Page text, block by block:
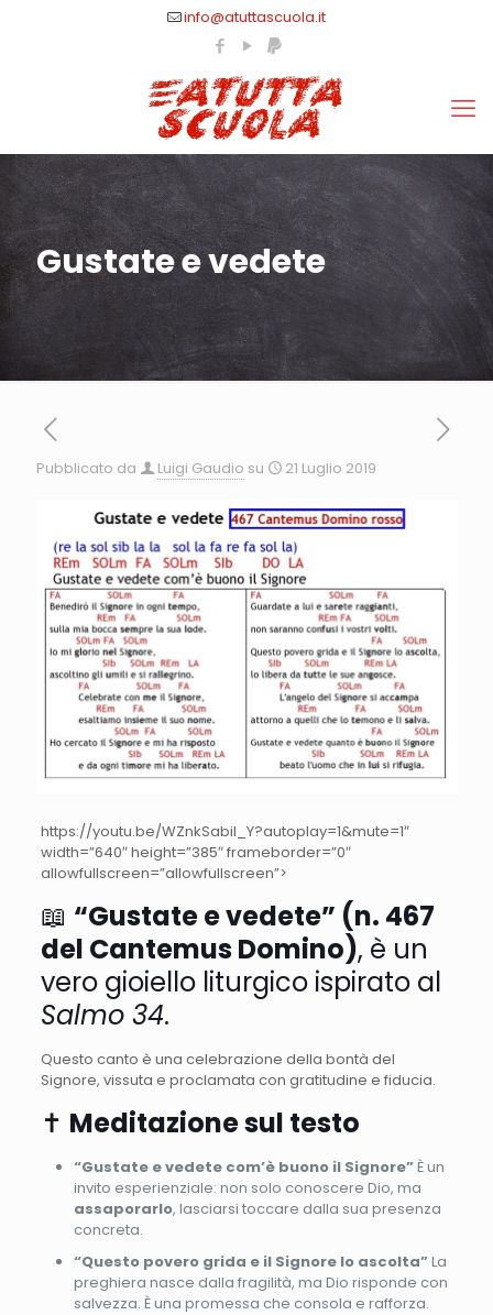
info@atuttascuola.it
Gustate e vedete
Pubblicato da Luigi Gaudio su 21 Luglio 2019
https://youtu.be/WZnkSabiI_Y?autoplay=1&mute=1″
width=”640″ height=”385″ frameborder=”0″
allowfullscreen=”allowfullscreen”>
📖 “Gustate e vedete” (n. 467
del Cantemus Domino), è un
vero gioiello liturgico ispirato al
Salmo 34.
Questo canto è una celebrazione della bontà del
Signore, vissuta e proclamata con gratitudine e fiducia.
✝️ Meditazione sul testo
“Gustate e vedete com’è buono il Signore”È un
invito esperienziale: non solo conoscere Dio, ma
assaporarlo, lasciarsi toccare dalla sua presenza
concreta.
“Questo povero grida e il Signore lo ascolta”La
preghiera nasce dalla fragilità, ma Dio risponde con
salvezza. È una promessa che consola e rafforza.